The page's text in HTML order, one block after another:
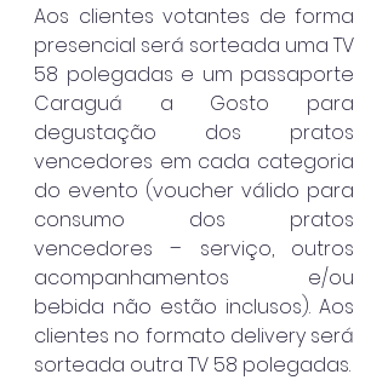
Aos clientes votantes de forma
presencial será sorteada uma TV
58 polegadas e um passaporte
Caraguá a Gosto para
degustação dos pratos
vencedores em cada categoria
do evento (voucher válido para
consumo dos pratos
vencedores – serviço, outros
acompanhamentos e/ou
bebida não estão inclusos). Aos
clientes no formato delivery será
sorteada outra TV 58 polegadas.